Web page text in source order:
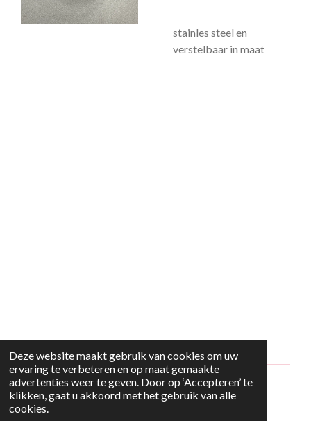
Deze website maakt gebruik van cookies om uw
ervaring te verbeteren en op maat gemaakte
advertenties weer te geven. Door op ‘Accepteren’ te
klikken, gaat u akkoord met het gebruik van alle
cookies.
stainles steel en
verstelbaar in maat
© 2024 - 2026 Style2Maria
Powered by